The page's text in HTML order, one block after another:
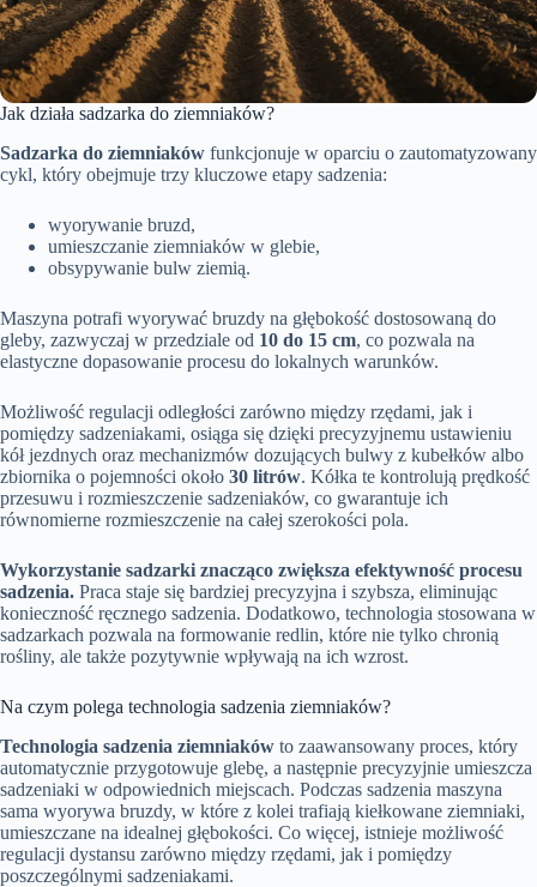
Jak działa sadzarka do ziemniaków?
Sadzarka do ziemniaków funkcjonuje w oparciu o zautomatyzowany
cykl, który obejmuje trzy kluczowe etapy sadzenia:
wyorywanie bruzd,
umieszczanie ziemniaków w glebie,
obsypywanie bulw ziemią.
Maszyna potrafi wyorywać bruzdy na głębokość dostosowaną do
gleby, zazwyczaj w przedziale od 10 do 15 cm, co pozwala na
elastyczne dopasowanie procesu do lokalnych warunków.
Możliwość regulacji odległości zarówno między rzędami, jak i
pomiędzy sadzeniakami, osiąga się dzięki precyzyjnemu ustawieniu
kół jezdnych oraz mechanizmów dozujących bulwy z kubełków albo
zbiornika o pojemności około 30 litrów. Kółka te kontrolują prędkość
przesuwu i rozmieszczenie sadzeniaków, co gwarantuje ich
równomierne rozmieszczenie na całej szerokości pola.
Wykorzystanie sadzarki znacząco zwiększa efektywność procesu
sadzenia. Praca staje się bardziej precyzyjna i szybsza, eliminując
konieczność ręcznego sadzenia. Dodatkowo, technologia stosowana w
sadzarkach pozwala na formowanie redlin, które nie tylko chronią
rośliny, ale także pozytywnie wpływają na ich wzrost.
Na czym polega technologia sadzenia ziemniaków?
Technologia sadzenia ziemniaków to zaawansowany proces, który
automatycznie przygotowuje glebę, a następnie precyzyjnie umieszcza
sadzeniaki w odpowiednich miejscach. Podczas sadzenia maszyna
sama wyorywa bruzdy, w które z kolei trafiają kiełkowane ziemniaki,
umieszczane na idealnej głębokości. Co więcej, istnieje możliwość
regulacji dystansu zarówno między rzędami, jak i pomiędzy
poszczególnymi sadzeniakami.